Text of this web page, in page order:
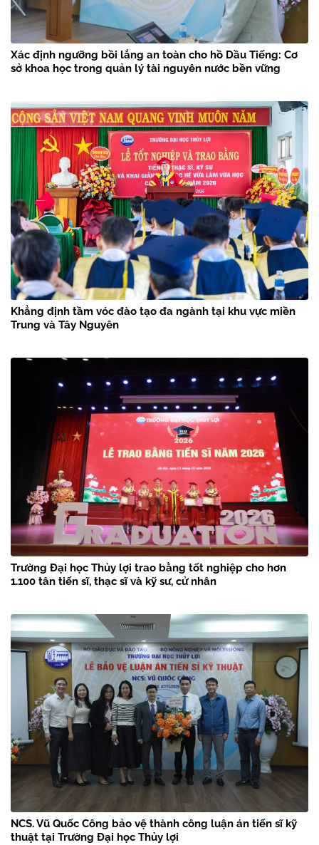
Xác định ngưỡng bồi lắng an toàn cho hồ Dầu Tiếng: Cơ
sở khoa học trong quản lý tài nguyên nước bền vững
Khẳng định tầm vóc đào tạo đa ngành tại khu vực miền
Trung và Tây Nguyên
Trường Đại học Thủy lợi trao bằng tốt nghiệp cho hơn
1.100 tân tiến sĩ, thạc sĩ và kỹ sư, cử nhân
NCS. Vũ Quốc Công bảo vệ thành công luận án tiến sĩ kỹ
thuật tại Trường Đại học Thủy lợi